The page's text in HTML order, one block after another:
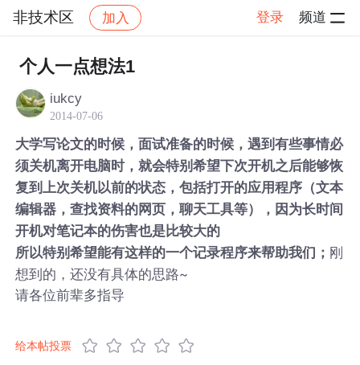
非技术区 加入 登录 频道
社区 非技术区
个人一点想法1
iukcy
2014-07-06
大学写论文的时候，面试准备的时候，遇到有些事情必
须关机离开电脑时，就会特别希望下次开机之后能够恢
复到上次关机以前的状态，包括打开的应用程序（文本
编辑器，查找资料的网页，聊天工具等），因为长时间
开机对笔记本的伤害也是比较大的
所以特别希望能有这样的一个记录程序来帮助我们； 刚
想到的，还没有具体的思路~
请各位前辈多指导
给本帖投票